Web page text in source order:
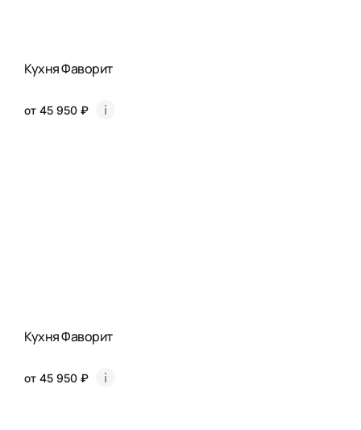
Кухня Фаворит
от 45 950 ₽
Кухня Фаворит
от 45 950 ₽